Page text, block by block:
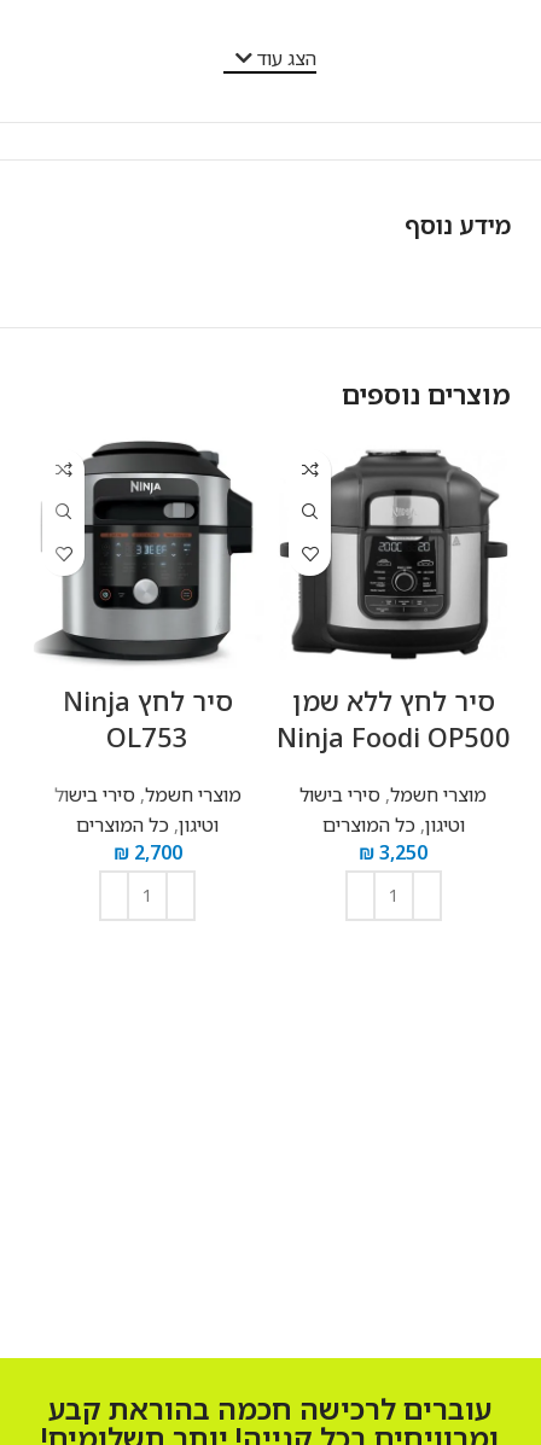
הצג עוד
מידע נוסף
מוצרים נוספים
‏סיר לחץ ‏ללא שמן
Ninja Foodi OP500
מוצרי חשמל, סירי בישול
וטיגון,כל המוצרים
₪3,250
‏סיר לחץ Ninja
OL753
מוצרי חשמל, סירי בישול
וטיגון, כל המוצרים
₪2,700
עוברים לרכישה חכמה בהוראת קבע
ומרוויחים בכל קנייה! יותר תשלומים!